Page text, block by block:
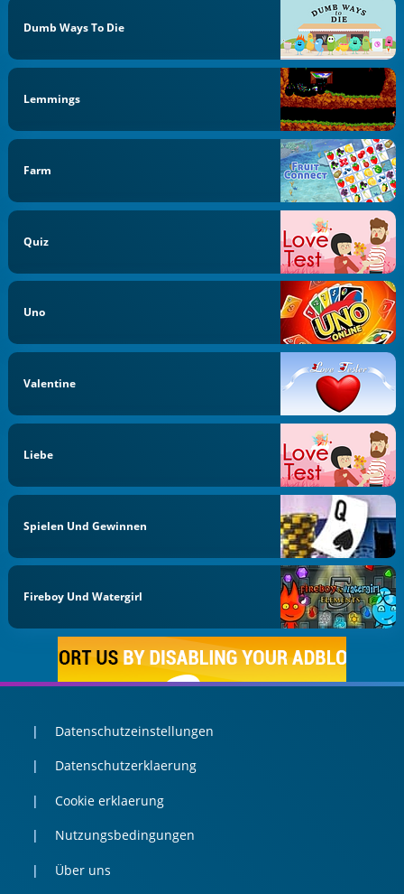
Dumb Ways To Die
Lemmings
Farm
Quiz
Uno
Valentine
Liebe
Spielen Und Gewinnen
Fireboy Und Watergirl
Datenschutzeinstellungen
Datenschutzerklaerung
Cookie erklaerung
Nutzungsbedingungen
Über uns